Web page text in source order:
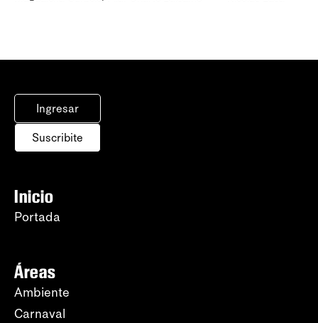
Ingresar
Suscribite
Inicio
Portada
Áreas
Ambiente
Carnaval